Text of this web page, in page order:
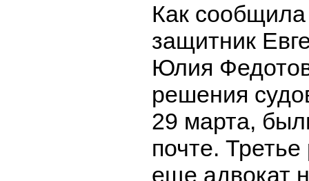
Как сообщила
защитник
Юлия
решения
29 марта,
почте.
еще адвокат